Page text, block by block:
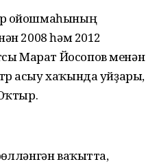
ойошма­һының
2008 һәм 2012
Марат Йосопов менән
асыу хаҡында уйҙары,
ваҡытта,